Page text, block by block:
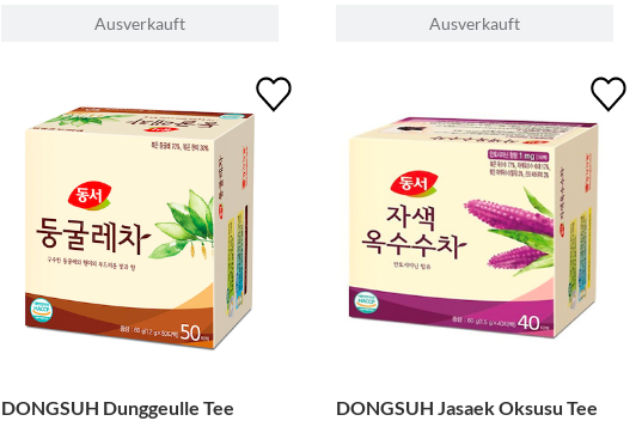
Ausverkauft Ausverkauft
DONGSUH Dunggeulle Tee DONGSUH Jasaek Oksusu Tee